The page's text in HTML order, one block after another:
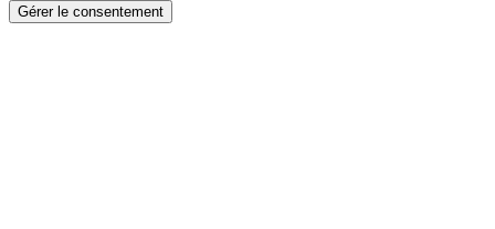
Gérer le consentement